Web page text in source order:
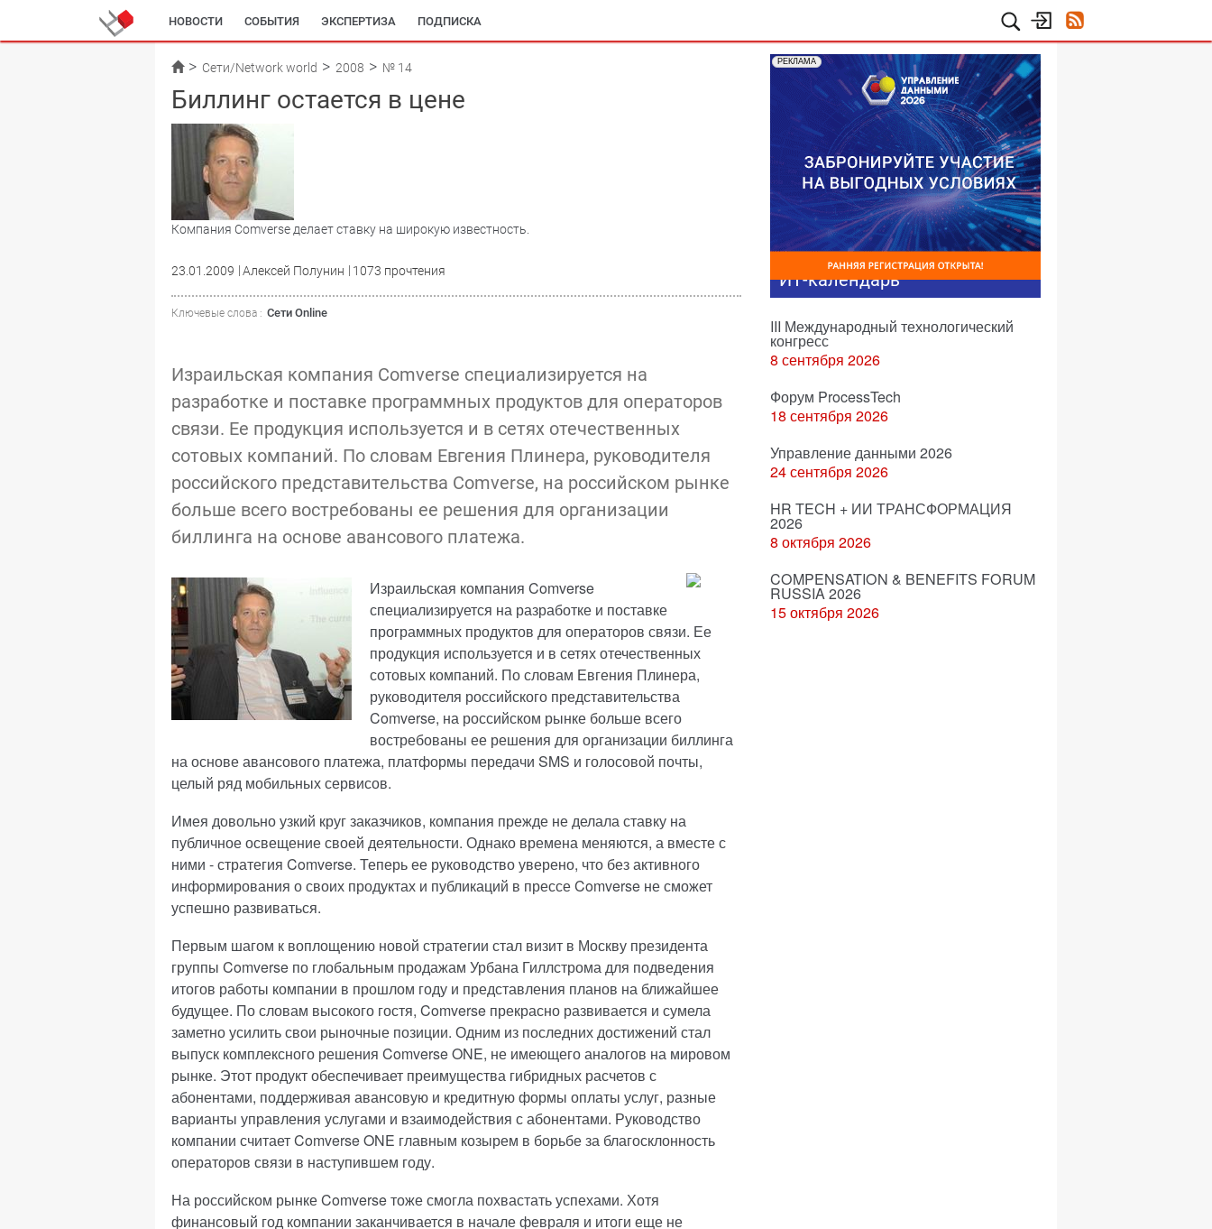
НОВОСТИ СОБЫТИЯ ЭКСПЕРТИЗА ПОДПИСКА
Сети/Network world 2008 № 14
Биллинг остается в цене
Компания Comverse делает ставку на широкую известность.
23.01.2009 Алексей Полунин 1073 прочтения
Ключевые слова : Сети Online
Израильская компания Comverse специализируется на
разработке и поставке программных продуктов для операторов
связи. Ее продукция используется и в сетях отечественных
сотовых компаний. По словам Евгения Плинера, руководителя
российского представительства Comverse, на российском рынке
больше всего востребованы ее решения для организации
биллинга на основе авансового платежа.
Израильская компания Comverse
специализируется на разработке и поставке
программных продуктов для операторов связи. Ее
продукция используется и в сетях отечественных
сотовых компаний. По словам Евгения Плинера,
руководителя российского представительства
Comverse, на российском рынке больше всего
востребованы ее решения для организации биллинга
на основе авансового платежа, платформы передачи SMS и голосовой почты,
целый ряд мобильных сервисов.
Имея довольно узкий круг заказчиков, компания прежде не делала ставку на
публичное освещение своей деятельности. Однако времена меняются, а вместе с
ними - стратегия Comverse. Теперь ее руководство уверено, что без активного
информирования о своих продуктах и публикаций в прессе Comverse не сможет
успешно развиваться.
Первым шагом к воплощению новой стратегии стал визит в Москву президента
группы Comverse по глобальным продажам Урбана Гиллстрома для подведения
итогов работы компании в прошлом году и представления планов на ближайшее
будущее. По словам высокого гостя, Comverse прекрасно развивается и сумела
заметно усилить свои рыночные позиции. Одним из последних достижений стал
выпуск комплексного решения Comverse ONE, не имеющего аналогов на мировом
рынке. Этот продукт обеспечивает преимущества гибридных расчетов с
абонентами, поддерживая авансовую и кредитную формы оплаты услуг, разные
варианты управления услугами и взаимодействия с абонентами. Руководство
компании считает Comverse ONE главным козырем в борьбе за благосклонность
операторов связи в наступившем году.
На российском рынке Comverse тоже смогла похвастать успехами. Хотя
финансовый год компании заканчивается в начале февраля и итоги еще не
РЕКЛАМА
ИТ-календарь
III Международный технологический
конгресс
8 сентября 2026
Форум ProcessTech
18 сентября 2026
Управление данными 2026
24 сентября 2026
HR TECH + ИИ ТРАНСФОРМАЦИЯ
2026
8 октября 2026
COMPENSATION & BENEFITS FORUM
RUSSIA 2026
15 октября 2026